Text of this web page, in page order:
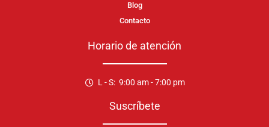
Blog
Contacto
Horario de atención
L - S: 9:00 am - 7:00 pm
Suscríbete